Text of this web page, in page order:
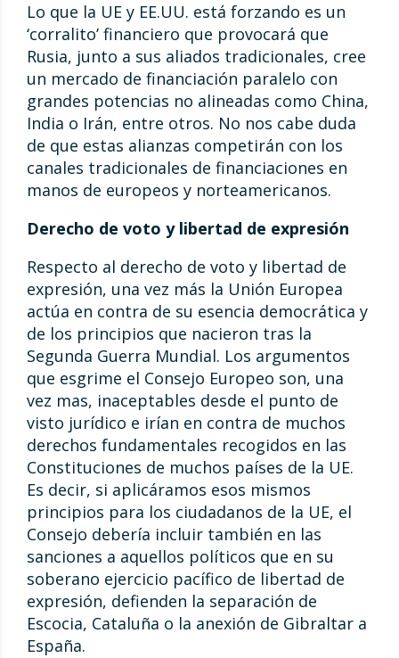
Lo que la UE y EE.UU. está forzando es un
‘corralito’ financiero que provocará que
Rusia, junto a sus aliados tradicionales, cree
un mercado de financiación paralelo con
grandes potencias no alineadas como China,
India o Irán, entre otros. No nos cabe duda
de que estas alianzas competirán con los
canales tradicionales de financiaciones en
manos de europeos y norteamericanos.
Derecho de voto y libertad de expresión
Respecto al derecho de voto y libertad de
expresión, una vez más la Unión Europea
actúa en contra de su esencia democrática y
de los principios que nacieron tras la
Segunda Guerra Mundial. Los argumentos
que esgrime el Consejo Europeo son, una
vez mas, inaceptables desde el punto de
visto jurídico e irían en contra de muchos
derechos fundamentales recogidos en las
Constituciones de muchos países de la UE.
Es decir, si aplicáramos esos mismos
principios para los ciudadanos de la UE, el
Consejo debería incluir también en las
sanciones a aquellos políticos que en su
soberano ejercicio pacífico de libertad de
expresión, defienden la separación de
Escocia, Cataluña o la anexión de Gibraltar a
España.